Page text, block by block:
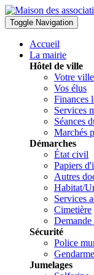
Toggle Navigation
Accueil
La mairie
Hôtel de ville
Votre ville
Vos élus
Finances
Services
Séances
Marchés
Démarches
État civil
Papiers
Autres
Habitat/
Services
Cimetière
Sécurité
Police
Jumelages